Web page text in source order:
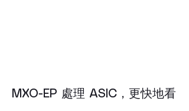
MXO-EP 處理 ASIC，更快地看